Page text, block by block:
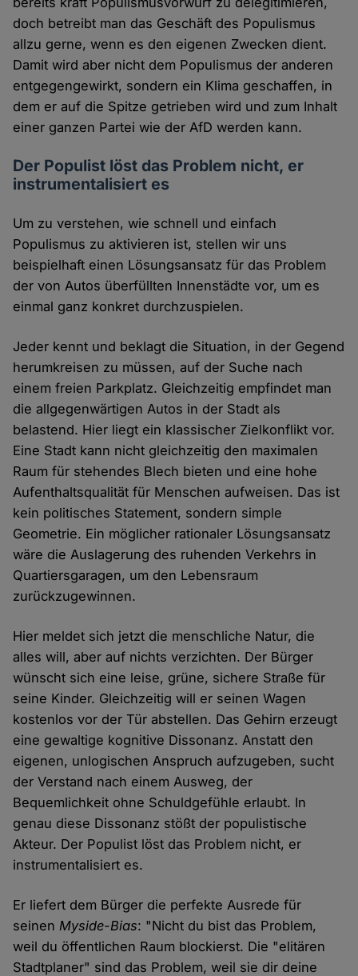
doch betreibt man das Geschäft des Populismus
allzu gerne, wenn es den eigenen Zwecken dient.
Damit wird aber nicht dem Populismus der anderen
entgegengewirkt, sondern ein Klima geschaffen, in
dem er auf die Spitze getrieben wird und zum Inhalt
einer ganzen Partei wie der AfD werden kann.
Der Populist löst das Problem nicht, er
instrumentalisiert es
Um zu verstehen, wie schnell und einfach
Populismus zu aktivieren ist, stellen wir uns
beispielhaft einen Lösungsansatz für das Problem
der von Autos überfüllten Innenstädte vor, um es
einmal ganz konkret durchzuspielen.
Jeder kennt und beklagt die Situation, in der Gegend
herumkreisen zu müssen, auf der Suche nach
einem freien Parkplatz. Gleichzeitig empfindet man
die allgegenwärtigen Autos in der Stadt als
belastend. Hier liegt ein klassischer Zielkonflikt vor.
Eine Stadt kann nicht gleichzeitig den maximalen
Raum für stehendes Blech bieten und eine hohe
Aufenthaltsqualität für Menschen aufweisen. Das ist
kein politisches Statement, sondern simple
Geometrie. Ein möglicher rationaler Lösungsansatz
wäre die Auslagerung des ruhenden Verkehrs in
Quartiersgaragen, um den Lebensraum
zurückzugewinnen.
Hier meldet sich jetzt die menschliche Natur, die
alles will, aber auf nichts verzichten. Der Bürger
wünscht sich eine leise, grüne, sichere Straße für
seine Kinder. Gleichzeitig will er seinen Wagen
kostenlos vor der Tür abstellen. Das Gehirn erzeugt
eine gewaltige kognitive Dissonanz. Anstatt den
eigenen, unlogischen Anspruch aufzugeben, sucht
der Verstand nach einem Ausweg, der
Bequemlichkeit ohne Schuldgefühle erlaubt. In
genau diese Dissonanz stößt der populistische
Akteur. Der Populist löst das Problem nicht, er
instrumentalisiert es.
Er liefert dem Bürger die perfekte Ausrede für
seinen Myside-Bias: "Nicht du bist das Problem,
weil du öffentlichen Raum blockierst. Die "elitären
Stadtplaner" sind das Problem, weil sie dir deine